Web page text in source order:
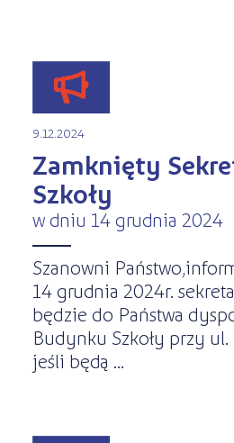
9.12.2024
Zamknięty
Szkoły
w dniu 14 grudnia 2024
Szanowni
14 grudnia 2024r.
będzie do Państwa
Budynku Szkoły przy
jeśli będą ...